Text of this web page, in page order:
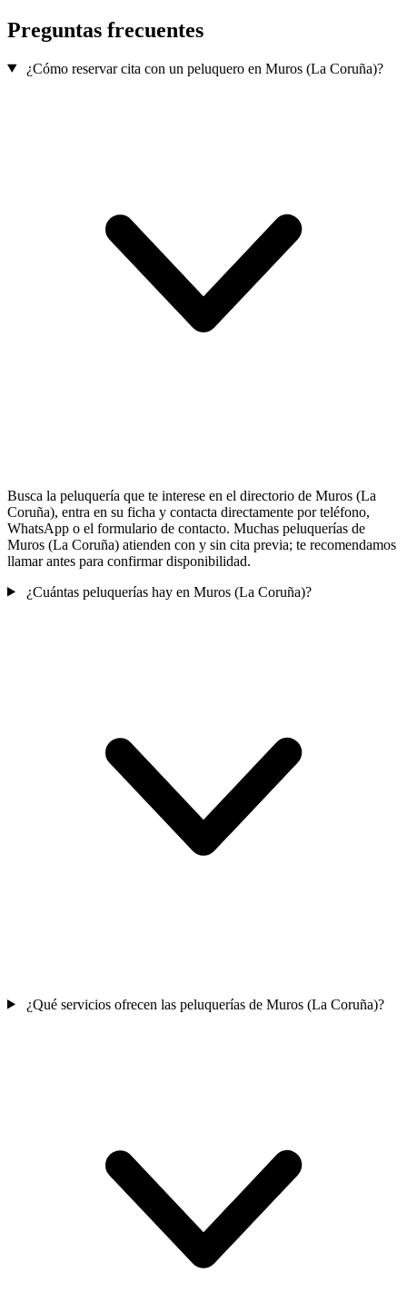
Preguntas frecuentes
¿Cómo reservar cita con un peluquero en Muros (La Coruña)?
Busca la peluquería que te interese en el directorio de Muros (La
Coruña), entra en su ficha y contacta directamente por teléfono,
WhatsApp o el formulario de contacto. Muchas peluquerías de
Muros (La Coruña) atienden con y sin cita previa; te recomendamos
llamar antes para confirmar disponibilidad.
¿Cuántas peluquerías hay en Muros (La Coruña)?
¿Qué servicios ofrecen las peluquerías de Muros (La Coruña)?